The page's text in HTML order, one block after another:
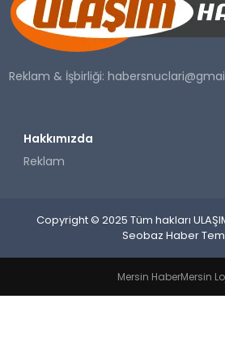
SAĞLIK
YAŞAM
Reklam & İşbirliği:
Hakkımızda
Reklam
Copyright © 2025 Tüm hakları
Seobaz Haber
Mersin HaberMersin